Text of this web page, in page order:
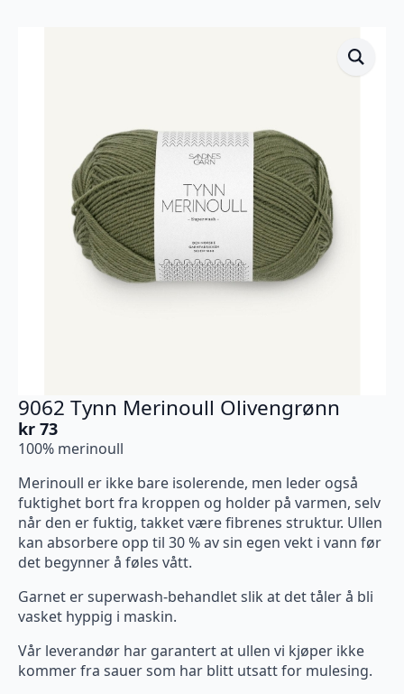
9062 Tynn Merinoull Olivengrønn
kr 73
100% merinoull
Merinoull er ikke bare isolerende, men leder også
fuktighet bort fra kroppen og holder på varmen, selv
når den er fuktig, takket være fibrenes struktur. Ullen
kan absorbere opp til 30 % av sin egen vekt i vann før
det begynner å føles vått.
Garnet er superwash-behandlet slik at det tåler å bli
vasket hyppig i maskin.
Vår leverandør har garantert at ullen vi kjøper ikke
kommer fra sauer som har blitt utsatt for mulesing.